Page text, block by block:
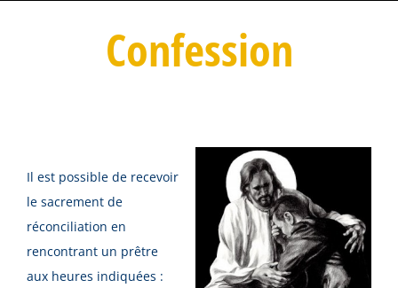
Confession
Il est possible de recevoir
le sacrement de
réconciliation en
rencontrant un prêtre
aux heures indiquées :